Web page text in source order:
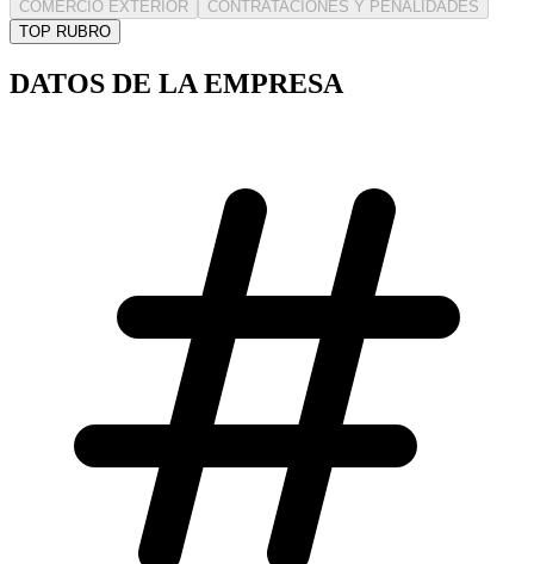
COMERCIO EXTERIOR
CONTRATACIONES Y PENALIDADES
TOP RUBRO
DATOS DE LA EMPRESA